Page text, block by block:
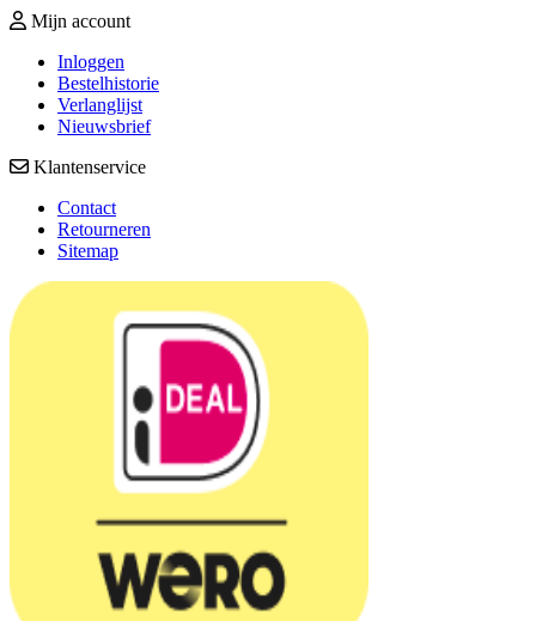
Mijn account
Inloggen
Bestelhistorie
Verlanglijst
Nieuwsbrief
Klantenservice
Contact
Retourneren
Sitemap